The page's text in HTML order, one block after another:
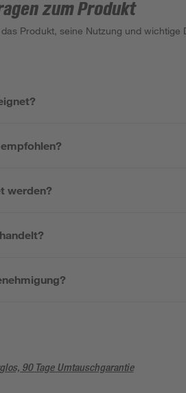
zum Produkt
Produkt, seine Nutzung und wichtige
werden?
90 Tage Umtauschgarantie